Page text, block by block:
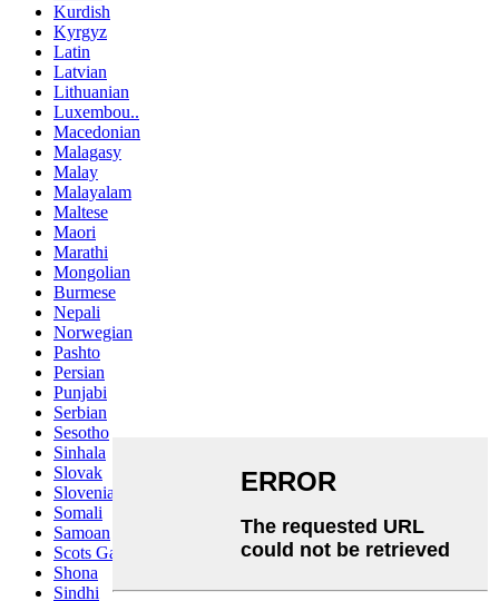
Kurdish
Kyrgyz
Latin
Latvian
Lithuanian
Luxembou..
Macedonian
Malagasy
Malay
Malayalam
Maltese
Maori
Marathi
Mongolian
Burmese
Nepali
Norwegian
Pashto
Persian
Punjabi
Serbian
Sesotho
Sinhala
Slovak
Slovenian
Somali
Samoan
Scots Gaelic
Shona
Sindhi